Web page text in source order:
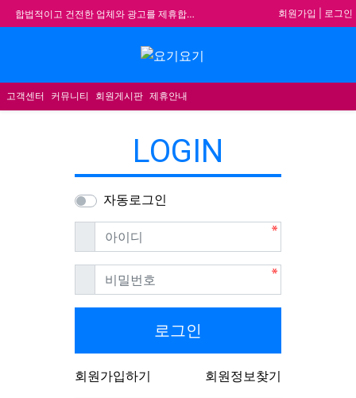
합법적이고 건전한 업체와 광고를 제휴합니다.
★ 요기요기 업체회원 안내사항 ★
불건전한 게시글은 삭제 및 회원탈퇴 됩니다.
회원가입 로그인
고객센터 커뮤니티 회원게시판 제휴안내
LOGIN
자동로그인
아이디필수
비밀번호필수
로그인
회원가입하기 회원정보찾기